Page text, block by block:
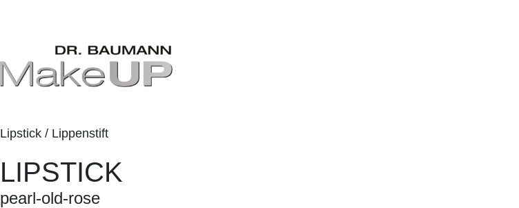
Lipstick / Lippenstift
LIPSTICK
pearl-old-rose